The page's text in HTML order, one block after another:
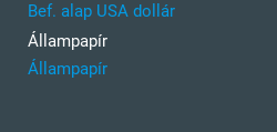
Bef. alap USA dollár
Állampapír
Állampapír